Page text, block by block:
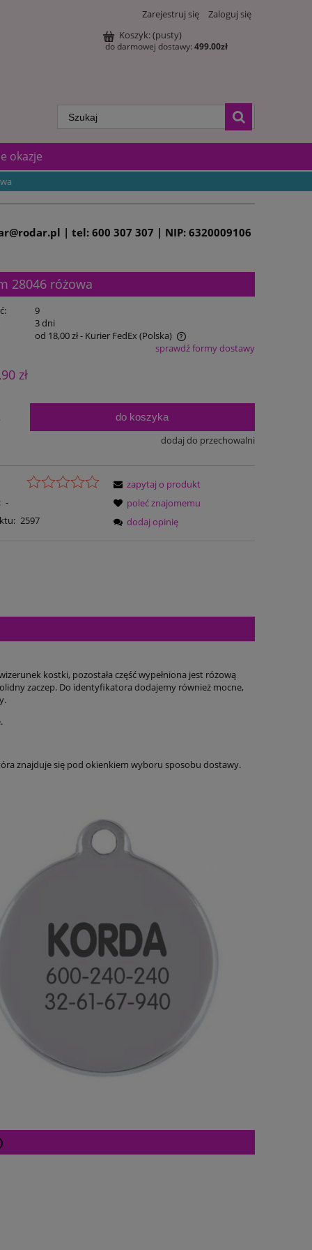
Zarejestruj się
Zaloguj się
Koszyk:(pusty)
do darmowej dostawy: 499.00zł
okazje
| tel: 600 307 307 | NIP: 6320009106
28046 różowa
9
3 dni
od 18,00 zł- Kurier FedEx (Polska)
sprawdź formy dostawy
zł
do koszyka
dodaj do przechowalni
-
2597
zapytaj o produkt
poleć znajomemu
dodaj opinię
kostki, pozostała część wypełniona jest różową
zaczep. Do identyfikatora dodajemy również mocne,
znajduje się pod okienkiem wyboru sposobu dostawy.